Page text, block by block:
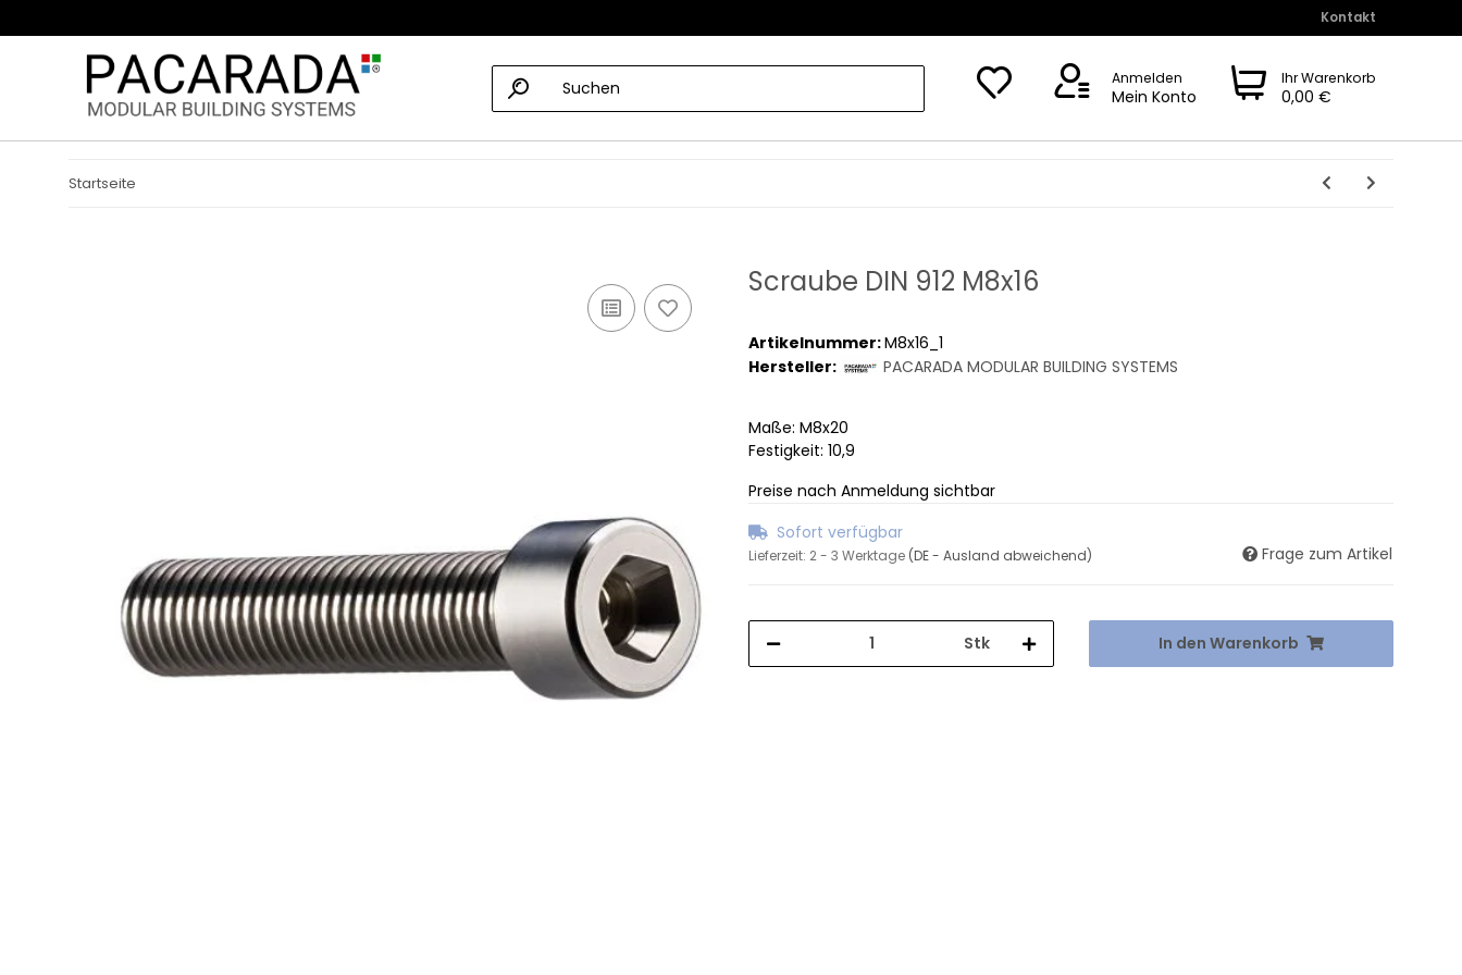
Kontakt
Anmelden
Mein Konto
Ihr Warenkorb
0,00 €
Startseite
Scraube DIN 912 M8x16
Artikelnummer:M8x16_1
Hersteller:
PACARADA MODULAR BUILDING SYSTEMS
Maße: M8x20
Festigkeit: 10,9
Preise nach Anmeldung sichtbar
Sofort verfügbar
Lieferzeit: 2 - 3 Werktage (DE - Ausland abweichend) Frage zum Artikel
Stk In den Warenkorb